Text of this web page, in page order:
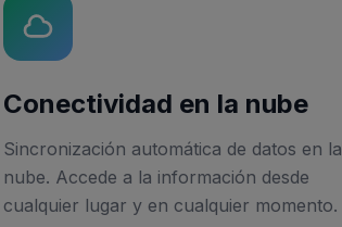
Conectividad en la nube
Sincronización automática de datos en la
nube. Accede a la información desde
cualquier lugar y en cualquier momento.